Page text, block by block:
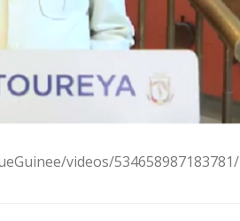
videos/534658987183781/